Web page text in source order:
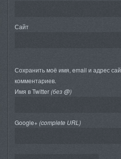
Сайт
Сохранить моё имя, email и адрес
комментариев.
Имя в Twitter(без @)
Google+(complete URL)